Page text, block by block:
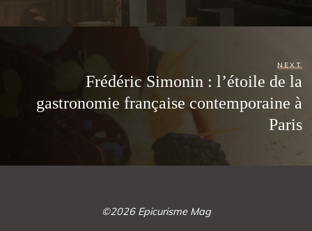
NEXT
Frédéric Simonin : l’étoile de la
gastronomie française contemporaine à
Paris
©2026 Epicurisme Mag